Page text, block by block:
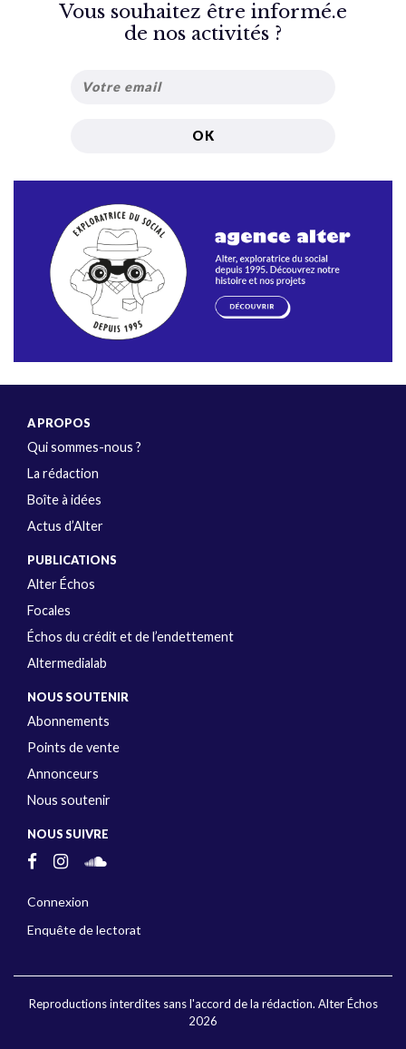
Vous souhaitez être informé.e
de nos activités ?
A PROPOS
Qui sommes-nous ?
La rédaction
Boîte à idées
Actus d’Alter
PUBLICATIONS
Alter Échos
Focales
Échos du crédit et de l’endettement
Altermedialab
NOUS SOUTENIR
Abonnements
Points de vente
Annonceurs
Nous soutenir
NOUS SUIVRE
Connexion
Enquête de lectorat
Reproductions interdites sans l'accord de la rédaction. Alter Échos
2026